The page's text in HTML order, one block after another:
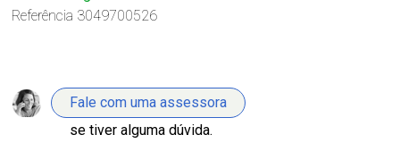
Referência 3049700526
Fale com uma assessora
se tiver alguma dúvida.